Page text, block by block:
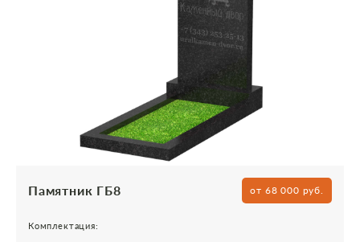
Памятник ГБ8 от 68 000 руб.
Комплектация: